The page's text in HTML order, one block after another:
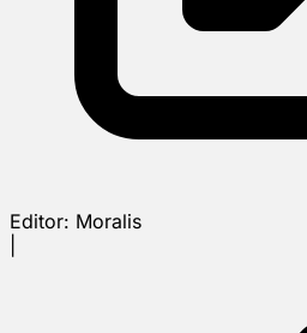
Editor: Moralis